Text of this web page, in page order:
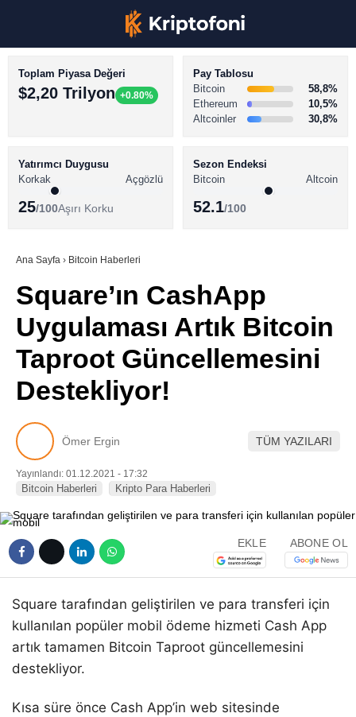
Youtube
TikTok
BİTCOİN HABERLERİ
ALTCOİN HABERLERİ
SÖZLÜK
Toplam Piyasa Değeri
$2,20 Trilyon +0.80%
Pay Tablosu
Bitcoin
58,8%
Ethereum
10,5%
Altcoinler
30,8%
Yatırımcı Duygusu
Korkak
Açgözlü
25/100Aşırı Korku
Sezon Endeksi
Bitcoin
Altcoin
52.1/100
Ana Sayfa › Bitcoin Haberleri
Square’ın CashApp
Uygulaması Artık Bitcoin
Taproot Güncellemesini
Destekliyor!
Ömer Ergin TÜM YAZILARI
Yayınlandı: 01.12.2021 - 17:32
Bitcoin Haberleri Kripto Para Haberleri
EKLE ABONE OL
Square tarafından geliştirilen ve para transferi için
kullanılan popüler mobil ödeme hizmeti Cash App
artık tamamen Bitcoin Taproot güncellemesini
destekliyor.
Kısa süre önce Cash App’in web sitesinde